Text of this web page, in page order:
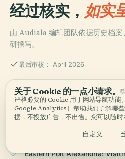
经过核实， 如实
由 Audiala 编辑团队依据历史档案
研撰写。
最后审核： April 2026
The Eastern Port of
Guide to Egypt’s Ancient
Tours Portal
Eastern Port Alexandria:
关于 Cookie 的一点小请求。
严格必要的 Cookie 用于网站导航功能
Google Analytics）帮助我们了解哪
据，不投放广告，不出售。您可以随时
自定义